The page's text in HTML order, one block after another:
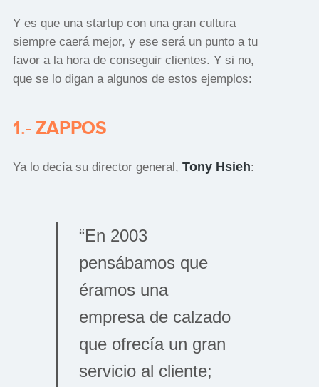
Y es que una startup con una gran cultura
siempre caerá mejor, y ese será un punto a tu
favor a la hora de conseguir clientes. Y si no,
que se lo digan a algunos de estos ejemplos:
1.- ZAPPOS
Ya lo decía su director general, Tony Hsieh:
“En 2003
pensábamos que
éramos una
empresa de calzado
que ofrecía un gran
servicio al cliente;